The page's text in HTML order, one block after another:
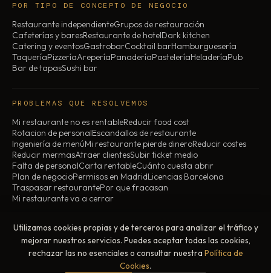
POR TIPO DE CONCEPTO DE NEGOCIO
Restaurante independienteGrupos de restauración
Cafeterías y baresRestaurante de hotelDark kitchen
Catering y eventosGastrobarCocktail barHamburguesería
TaqueríaPizzeríaAreperíaPanaderíaPasteleríaHeladeríaPub
Bar de tapasSushi bar
PROBLEMAS QUE RESOLVEMOS
Mi restaurante no es rentableReducir food cost
Rotacion de personalEscandallos de restaurante
Ingeniería de menúMi restaurante pierde dineroReducir costes
Reducir mermasAtraer clientesSubir ticket medio
Falta de personalCarta rentableCuánto cuesta abrir
Plan de negocioPermisos en MadridLicencias Barcelona
Traspasar restaurantePor que fracasan
Mi restaurante va a cerrar
© 2026 ChefBusiness · Todos los derechos reservados
Aviso legal
Política de privacidad
Política de cookies
Madrid, España · Presencial y online en toda
Utilizamos cookies propias y de terceros para analizar el tráfico y
mejorar nuestros servicios. Puedes aceptar todas las cookies,
rechazar las no esenciales o consultar nuestra Política de
Cookies.